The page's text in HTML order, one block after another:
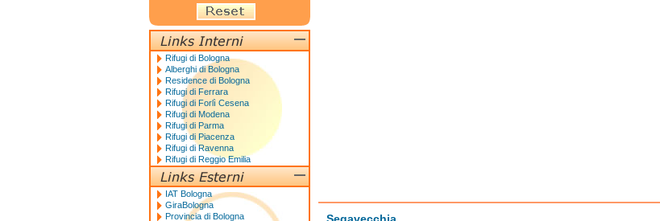
Rifugi di Bologna
Alberghi di Bologna
Residence di Bologna
Rifugi di Ferrara
Rifugi di Forlì Cesena
Rifugi di Modena
Rifugi di Parma
Rifugi di Piacenza
Rifugi di Ravenna
Rifugi di Reggio Emilia
IAT Bologna
GiraBologna
Provincia di Bologna